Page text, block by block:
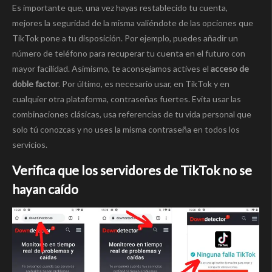
Es importante que, una vez hayas restablecido tu cuenta,
mejores la seguridad de la misma valiéndote de las opciones que
TikTok pone a tu disposición. Por ejemplo, puedes añadir un
número de teléfono para recuperar tu cuenta en el futuro con
mayor facilidad. Asimismo, te aconsejamos actives el acceso de
doble factor. Por último, es necesario usar, en TikTok y en
cualquier otra plataforma, contraseñas fuertes. Evita usar las
combinaciones clásicas, usa referencias de tu vida personal que
solo tú conozcas y no uses la misma contraseña en todos los
servicios.
Verifica que los servidores de TikTok no se
hayan caído